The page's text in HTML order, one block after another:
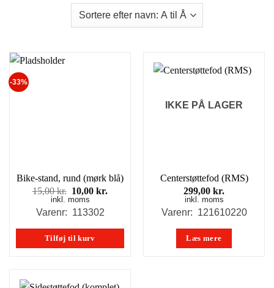
-33%
Bike-stand, rund (mørk blå)
15,00kr. Den
oprindelige
pris
15,00 kr..
10,00kr.
10,00 kr..
inkl. moms
Varenr: 113302
Tilføj til kurv
IKKE PÅ LAGER
Centerstøttefod (RMS)
299,00 kr.
inkl. moms
Varenr: 121610220
Læs mere